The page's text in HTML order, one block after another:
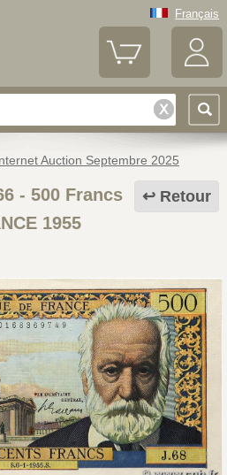
Français
Auction Septembre 2025
Retour
- 500 Francs
1955